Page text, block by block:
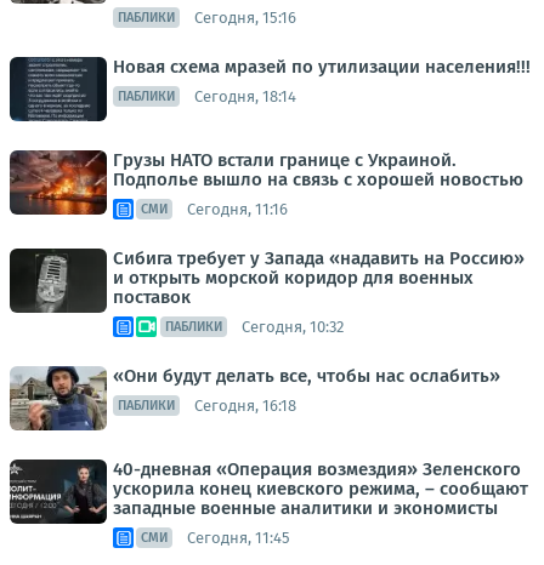
ПАБЛИКИ Сегодня, 15:16
Новая схема мразей по утилизации населения!!!
ПАБЛИКИ Сегодня, 18:14
Грузы НАТО встали границе с Украиной.
Подполье вышло на связь с хорошей новостью
СМИ Сегодня, 11:16
Сибига требует у Запада «надавить на Россию»
и открыть морской коридор для военных
поставок
ПАБЛИКИ Сегодня, 10:32
«Они будут делать все, чтобы нас ослабить»
ПАБЛИКИ Сегодня, 16:18
40-дневная «Операция возмездия» Зеленского
ускорила конец киевского режима, – сообщают
западные военные аналитики и экономисты
СМИ Сегодня, 11:45